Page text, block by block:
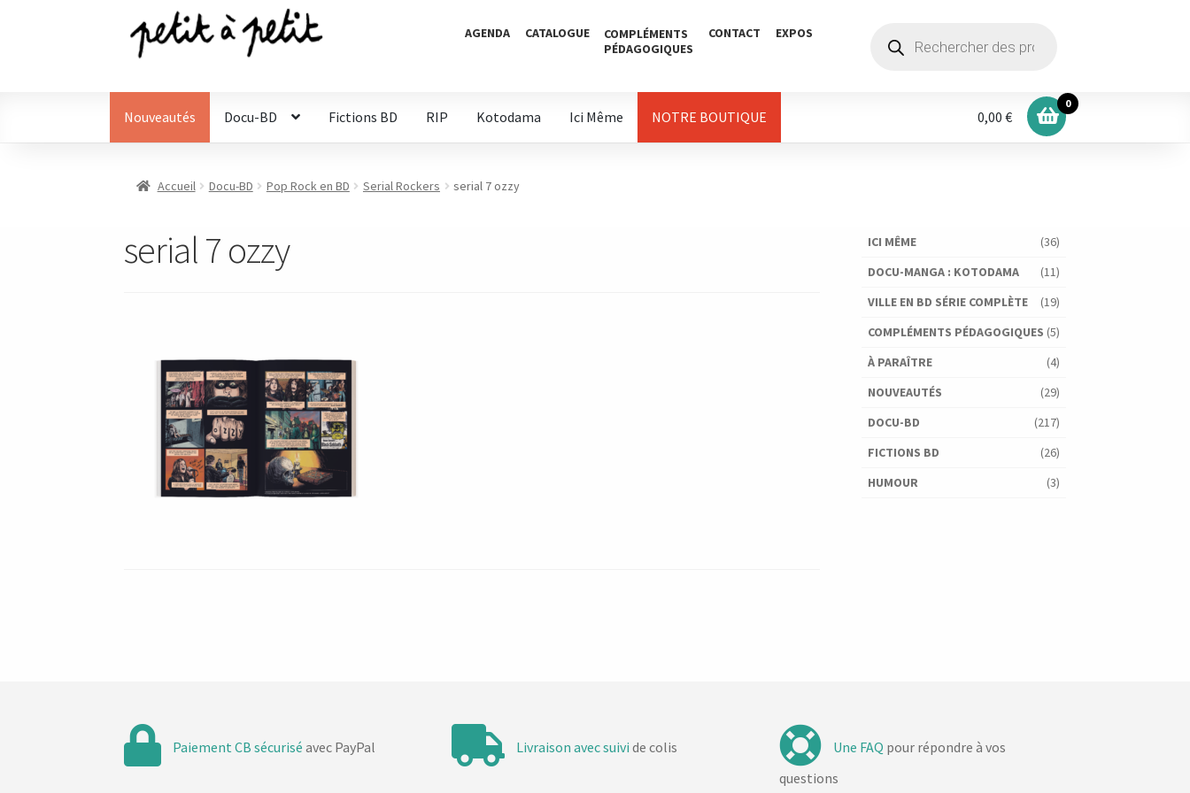
Aller
navigation
Aller
AGENDA CATALOGUE
COMPLÉMENTS
PÉDAGOGIQUES
CONTACT EXPOS
produits
Nouveautés Docu-BD Fictions BD RIP Kotodama Ici Même NOTRE BOUTIQUE 0,00 €
0
Accueil Docu-BD Pop Rock en BD Serial Rockers serial 7 ozzy
serial 7 ozzy ICI MÊME
(36)
DOCU-MANGA : KOTODAMA
(11)
VILLE EN BD SÉRIE COMPLÈTE
(19)
COMPLÉMENTS PÉDAGOGIQUES (5)
À PARAÎTRE
(4)
NOUVEAUTÉS
(29)
DOCU-BD
(217)
FICTIONS BD
(26)
HUMOUR
(3)
Paiement CB sécurisé avec PayPal Livraison avec suivi de colis Une FAQ pour répondre à vos
questions